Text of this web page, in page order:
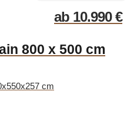
ab 10.990€
800 x 500 cm
cm